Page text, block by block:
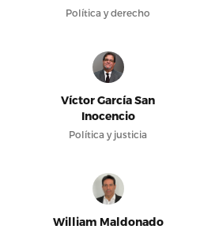
Política y derecho
Víctor García San
Inocencio
Política y justicia
William Maldonado